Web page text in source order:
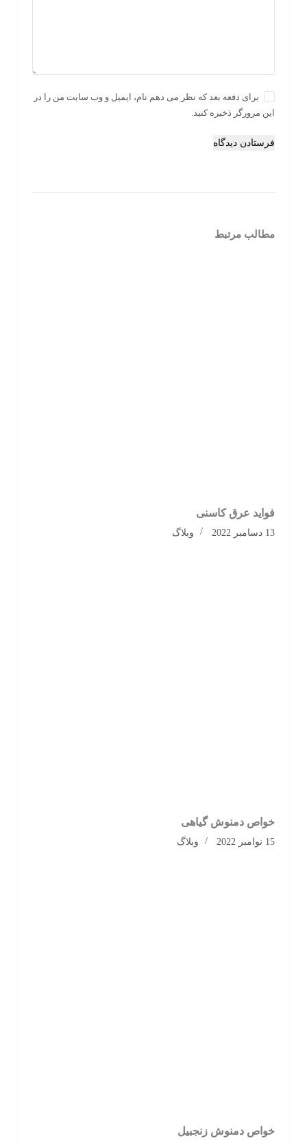
برای دفعه بعد که نظر می دهم نام، ایمیل و وب سایت من را در
این مرورگر ذخیره کنید.
فرستادن دیدگاه
مطالب مرتبط
فواید عرق کاسنی
13 دسامبر 2022 وبلاگ
خواص دمنوش گیاهی
15 نوامبر 2022 وبلاگ
خواص دمنوش زنجبیل